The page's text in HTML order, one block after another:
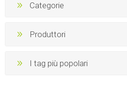
Categorie
Produttori
I tag più popolari